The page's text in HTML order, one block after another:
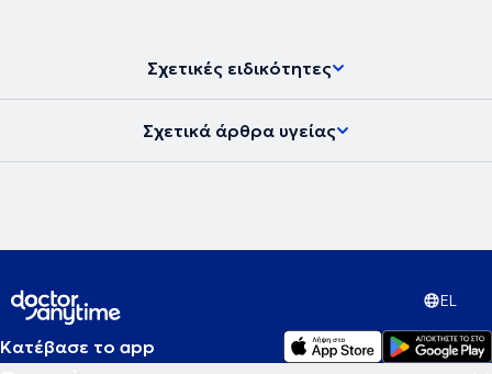
Σχετικές ειδικότητες
Σχετικά άρθρα υγείας
EL
Κατέβασε το app